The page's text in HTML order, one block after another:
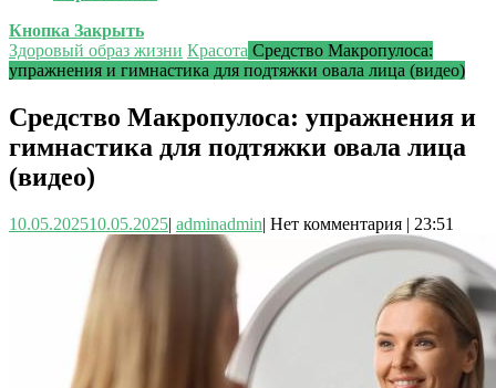
Кнопка Закрыть
Здоровый образ жизни Красота Средство Макропулоса:
упражнения и гимнастика для подтяжки овала лица (видео)
Средство Макропулоса: упражнения и
гимнастика для подтяжки овала лица
(видео)
10.05.202510.05.2025| adminadmin| Нет комментария | 23:51